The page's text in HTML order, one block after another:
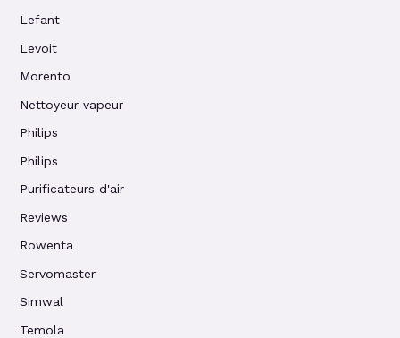
Lefant
Levoit
Morento
Nettoyeur vapeur
Philips
Philips
Purificateurs d'air
Reviews
Rowenta
Servomaster
Simwal
Temola